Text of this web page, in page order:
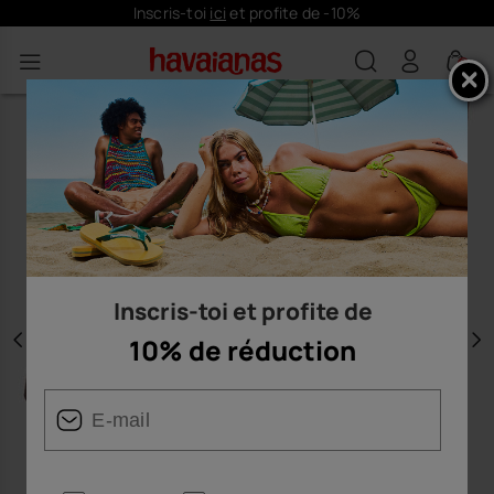
et profite de -10%
0
Précédent
Inscris-toi et profite de
10% de réduction